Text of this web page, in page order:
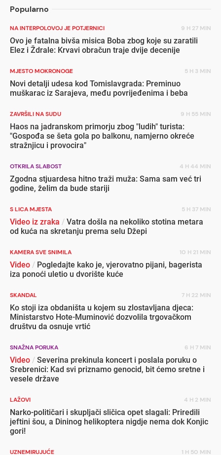
Popularno
NA INTERPOLOVOJ JE POTJERNICI 9 H 27 MIN
Ovo je fatalna bivša misica Boba zbog koje su zaratili
Elez i Ždrale: Krvavi obračun traje dvije decenije
MJESTO MOKRONOGE 5 H 3 MIN
Novi detalji udesa kod Tomislavgrada: Preminuo
muškarac iz Sarajeva, među povrijeđenima i beba
ZAVRŠILI NA SUDU 9 H 55 MIN
Haos na jadranskom primorju zbog "ludih" turista:
"Gospođa se šeta gola po balkonu, namjerno okreće
stražnjicu i provocira"
OTKRILA SLABOST 4 H 44 MIN
Zgodna stjuardesa hitno traži muža: Sama sam već tri
godine, želim da bude stariji
S LICA MJESTA 5 H 37 MIN
Video iz zraka / Vatra došla na nekoliko stotina metara
od kuća na skretanju prema selu Džepi
KAMERA SVE SNIMILA 10 H 21 MIN
Video / Pogledajte kako je, vjerovatno pijani, bagerista
iza ponoći uletio u dvorište kuće
SKANDAL 7 H 22 MIN
Ko stoji iza obdaništa u kojem su zlostavljana djeca:
Ministarstvo Hote-Muminović dozvolila trgovačkom
društvu da osnuje vrtić
SNAŽNA PORUKA 6 H 7 MIN
Video / Severina prekinula koncert i poslala poruku o
Srebrenici: Kad svi priznamo genocid, bit ćemo sretne i
vesele države
LAŽOVI 4 H 2 MIN
Narko-političari i skupljači sličica opet slagali: Priredili
jeftini šou, a Dininog helikoptera nigdje nema dok Konjic
gori!
UZNEMIRUJUĆE 1 H 50 MIN